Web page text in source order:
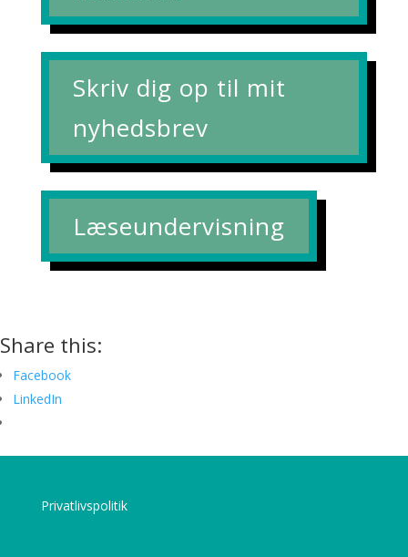
Skriv dig op til mit
nyhedsbrev
Læseundervisning
Share this:
Facebook
LinkedIn
Privatlivspolitik